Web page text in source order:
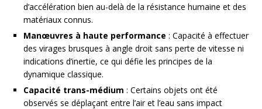
d’accélération bien au-delà de la résistance humaine et des
matériaux connus.
Manœuvres à haute performance : Capacité à effectuer
des virages brusques à angle droit sans perte de vitesse ni
indications d’inertie, ce qui défie les principes de la
dynamique classique.
Capacité trans-médium : Certains objets ont été
observés se déplaçant entre l’air et l’eau sans impact